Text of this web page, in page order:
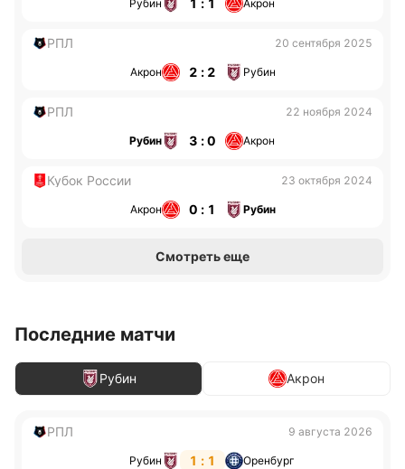
Рубин 1 : 1 Акрон
РПЛ 20 сентября 2025
Акрон 2 : 2 Рубин
РПЛ 22 ноября 2024
Рубин 3 : 0 Акрон
Кубок России 23 октября 2024
Акрон 0 : 1 Рубин
Смотреть еще
Последние матчи
Рубин Акрон
РПЛ 9 августа 2026
Рубин 1 : 1 Оренбург